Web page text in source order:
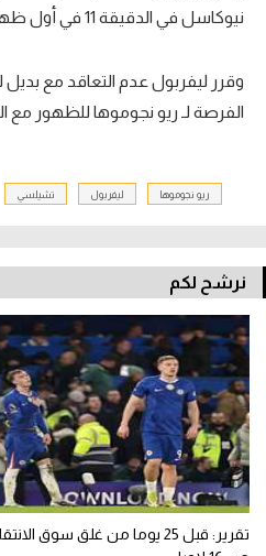
نيوكاسل في الدقيقة 11 في أول ظهور له بالدوري الإنجليزي
وقرر ليفربول عدم التعاقد مع بديل
الفرصة لـ ريو نجوموها للظهور مع
ريو نجوموها ليفربول تشيلسي
نرشح لكم
تقرير: قبل 25 يوما من غلق